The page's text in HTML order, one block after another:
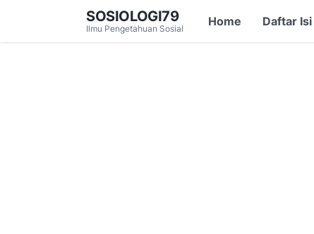
SOSIOLOGI79
Ilmu Pengetahuan Sosial
Home Daftar Isi